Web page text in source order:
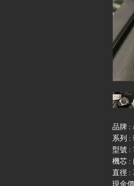
品牌 :
系列 :
型號 :
機芯 :
直徑 :
現金